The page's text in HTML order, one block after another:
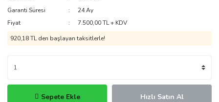
Garanti Süresi
24 Ay
Fiyat
7.500,00 TL + KDV
920,18 TL den başlayan taksitlerle!
Sepete Ekle Hızlı Satın Al